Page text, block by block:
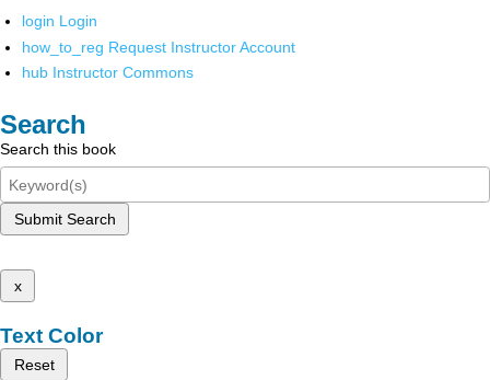
login Login
how_to_reg Request Instructor Account
hub Instructor Commons
Search
Search this book
Submit Search
x
Text Color
Reset